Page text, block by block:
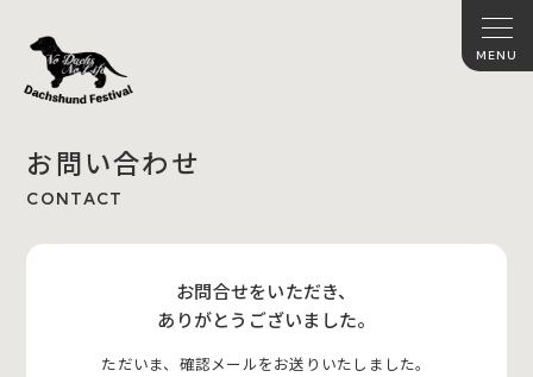
お問い合わせ
CONTACT
お問合せをいただき、
ありがとうございました。
ただいま、確認メールをお送りいたしました。